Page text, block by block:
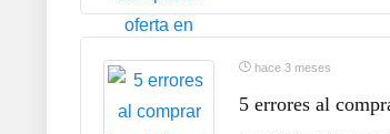
hace 3 meses
5 errores al